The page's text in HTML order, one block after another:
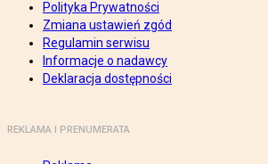
Polityka Prywatności
Zmiana ustawień zgód
Regulamin serwisu
Informacje o nadawcy
Deklaracja dostępności
REKLAMA I PRENUMERATA